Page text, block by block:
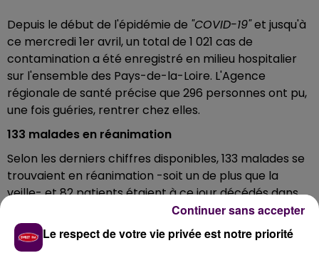
Depuis le début de l'épidémie de "COVID-19"et jusqu'à
ce mercredi 1er avril, un total de 1 021 cas de
contamination a été enregistré en milieu hospitalier
sur l'ensemble des Pays-de-la-Loire. L'Agence
régionale de santé précise que 296 personnes ont pu,
une fois guéries, rentrer chez elles.
133 malades en réanimation
Selon les derniers chiffres disponibles, 133 malades se
trouvaient en réanimation -soit un de plus que la
veille- et 82 patients étaient à ce jour décédés dans
les hôpitaux ligériens : 36 morts au total en Loire-
Atlantique, 18 en Maine-et-Loire, treize en Sarthe, huit
en Mayenne, et sept en Vendée.
Le respect de votre vie privée est notre priorité
Continuer sans accepter